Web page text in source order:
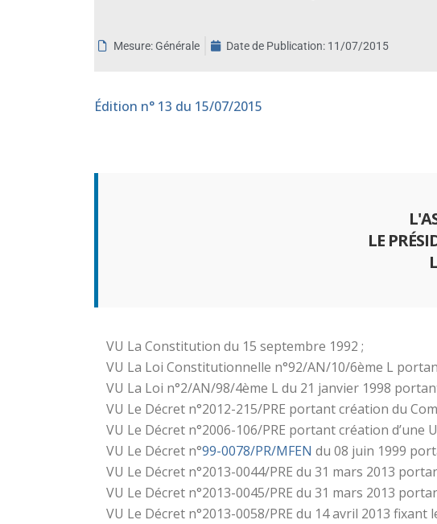
Mesure: Générale Date de Publication: 11/07/2015
Édition n° 13 du 15/07/2015
LE
VU La Constitution du 15 septembre 1992 ;
VU La Loi Constitutionnelle n°92/AN/10/6ème L
VU La Loi n°2/AN/98/4ème L du 21 janvier 1998
VU Le Décret n°2012-215/PRE portant création du
VU Le Décret n°2006-106/PRE portant création
VU Le Décret n°99-0078/PR/MFEN du 08 juin 1999
VU Le Décret n°2013-0044/PRE du 31 mars 2013
VU Le Décret n°2013-0045/PRE du 31 mars 2013
VU Le Décret n°2013-0058/PRE du 14 avril 2013